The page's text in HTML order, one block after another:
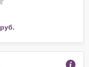
руб.